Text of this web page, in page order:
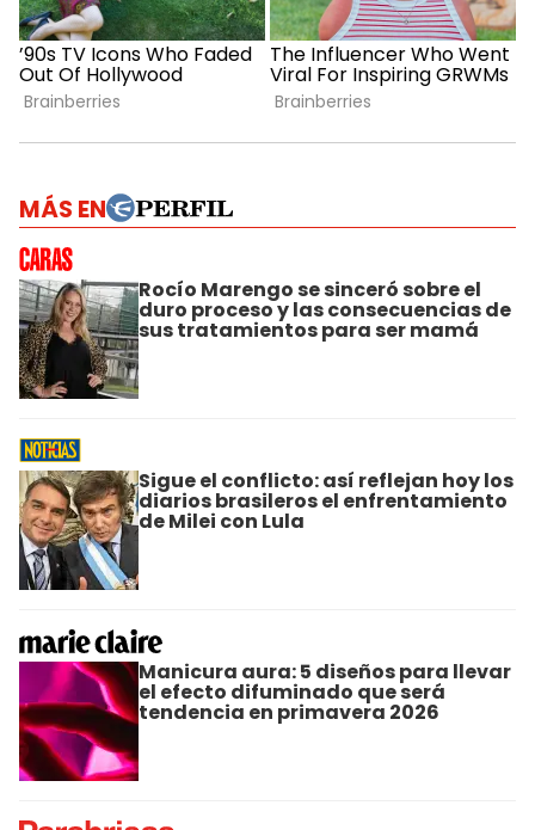
MÁS EN
Rocío Marengo se sinceró sobre el
duro proceso y las consecuencias de
sus tratamientos para ser mamá
Sigue el conflicto: así reflejan hoy los
diarios brasileros el enfrentamiento
de Milei con Lula
Manicura aura: 5 diseños para llevar
el efecto difuminado que será
tendencia en primavera 2026